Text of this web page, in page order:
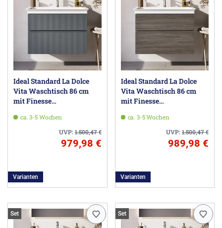
Ideal Standard La Dolce
Vita Waschtisch 86 cm
mit Finesse
80 cm
ca. 3-5 Wochen
UVP:1.500,47€
979,98 €
Varianten
Ideal Standard La Dolce
Vita Waschtisch 86 cm
mit Finesse
80 cm
ca. 3-5 Wochen
UVP:1.500,47€
989,98 €
Varianten
Set Set